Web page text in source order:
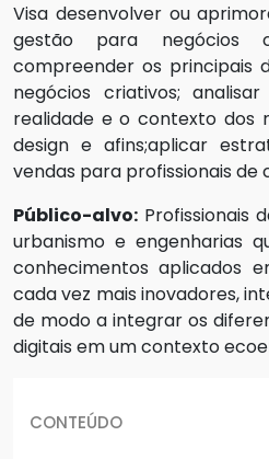
Visa desenvolver ou
gestão para negócios
compreender os principais
negócios criativos;
realidade e o contexto dos
design e afins;aplicar
vendas para profissionais de
Público-alvo: Profissionais
urbanismo e engenharias
conhecimentos aplicados
cada vez mais inovadores,
de modo a integrar os
digitais em um contexto
CONTEÚDO